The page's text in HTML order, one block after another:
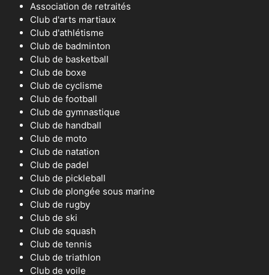
Association de retraités
Club d'arts martiaux
Club d'athlétisme
Club de badminton
Club de basketball
Club de boxe
Club de cyclisme
Club de football
Club de gymnastique
Club de handball
Club de moto
Club de natation
Club de padel
Club de pickleball
Club de plongée sous marine
Club de rugby
Club de ski
Club de squash
Club de tennis
Club de triathlon
Club de voile